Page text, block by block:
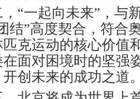
一起向未来”，与
结”高度契合，符合
克运动的核心价值
面对困境时的坚强
开创未来的成功之道